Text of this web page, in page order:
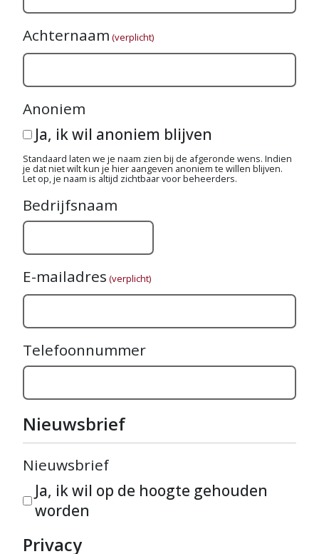
Achternaam (verplicht)
Anoniem
Ja, ik wil anoniem blijven
Standaard laten we je naam zien bij de afgeronde wens. Indien
je dat niet wilt kun je hier aangeven anoniem te willen blijven.
Let op, je naam is altijd zichtbaar voor beheerders.
Bedrijfsnaam
E-mailadres (verplicht)
Telefoonnummer
Nieuwsbrief
Nieuwsbrief
Ja, ik wil op de hoogte gehouden
worden
Privacy